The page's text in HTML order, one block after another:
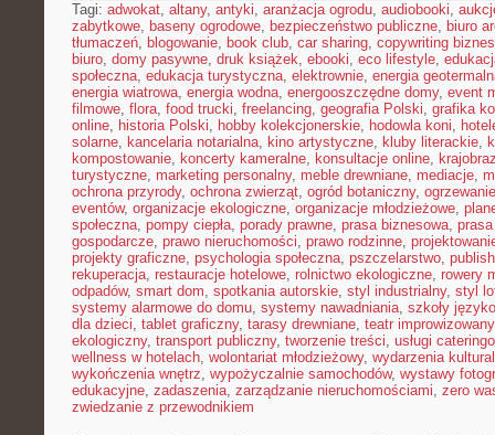
Tagi: adwokat, altany, antyki, aranżacja ogrodu, audiobooki,
zabytkowe, baseny ogrodowe, bezpieczeństwo publiczne, biuro
tłumaczeń, blogowanie, book club, car sharing, copywriting
biuro, domy pasywne, druk książek, ebooki, eco lifestyle,
społeczna, edukacja turystyczna, elektrownie, energia
energia wiatrowa, energia wodna, energooszczędne domy, event
filmowe, flora, food trucki, freelancing, geografia Polski, grafika
online, historia Polski, hobby kolekcjonerskie, hodowla koni,
solarne, kancelaria notarialna, kino artystyczne, kluby literackie,
kompostowanie, koncerty kameralne, konsultacje online,
turystyczne, marketing personalny, meble drewniane, mediacje,
ochrona przyrody, ochrona zwierząt, ogród botaniczny,
eventów, organizacje ekologiczne, organizacje młodzieżowe,
społeczna, pompy ciepła, porady prawne, prasa biznesowa,
gospodarcze, prawo nieruchomości, prawo rodzinne,
projekty graficzne, psychologia społeczna, pszczelarstwo,
rekuperacja, restauracje hotelowe, rolnictwo ekologiczne, rowery
odpadów, smart dom, spotkania autorskie, styl industrialny, styl
systemy alarmowe do domu, systemy nawadniania, szkoły
dla dzieci, tablet graficzny, tarasy drewniane, teatr improwizowany
ekologiczny, transport publiczny, tworzenie treści, usługi
wellness w hotelach, wolontariat młodzieżowy, wydarzenia
wykończenia wnętrz, wypożyczalnie samochodów, wystawy
edukacyjne, zadaszenia, zarządzanie nieruchomościami, zero
zwiedzanie z przewodnikiem